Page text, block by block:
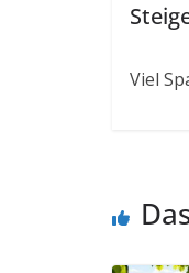
Viel